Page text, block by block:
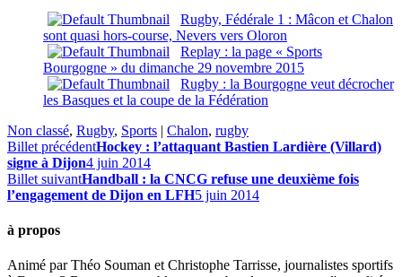
Rugby, Fédérale 1 : Mâcon et Chalon
sont quasi hors-course, Nevers vers Oloron
Replay : la page « Sports
Bourgogne » du dimanche 29 novembre 2015
Rugby : la Bourgogne veut décrocher
les Basques et la coupe de la Fédération
Non classé, Rugby, Sports | Chalon, rugby
Billet précédentHockey : l’attaquant Bastien Lardière (Villard)
signe à Dijon4 juin 2014
Billet suivantHandball : la CNCG refuse une deuxième fois
l’engagement de Dijon en LFH5 juin 2014
à propos
Animé par Théo Souman et Christophe Tarrisse, journalistes sportifs